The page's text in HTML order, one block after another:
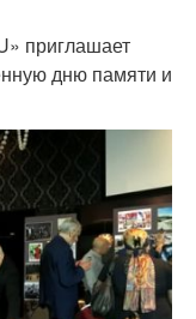
приглашает
дню памяти и